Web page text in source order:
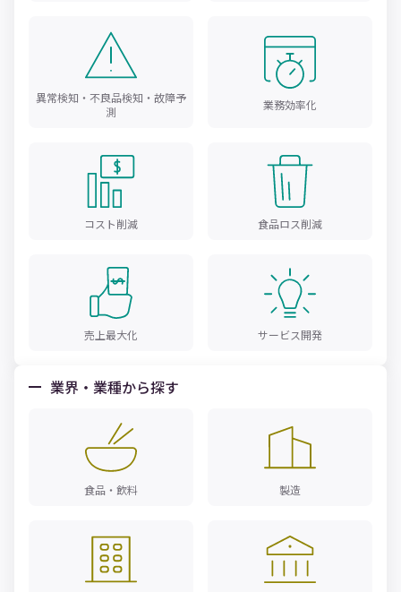
異常検知・不良品検知・故障予
測
業務効率化
コスト削減 食品ロス削減
売上最大化 サービス開発
業界・業種から探す
食品・飲料 製造